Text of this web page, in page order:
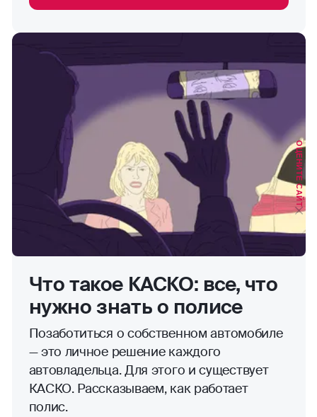
Что такое КАСКО: все, что
нужно знать о полисе
Позаботиться о собственном автомобиле
— это личное решение каждого
автовладельца. Для этого и существует
КАСКО. Рассказываем, как работает
полис.
ОЦЕНИТЕ САЙТ